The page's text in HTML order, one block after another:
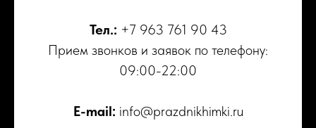
Тел.: +7 963 761 90 43
Прием звонков и заявок по телефону:
09:00-22:00
E-mail: info@prazdnikhimki.ru